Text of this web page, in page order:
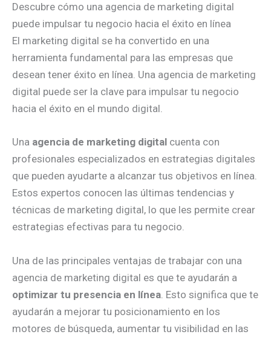
Descubre cómo una agencia de marketing digital
puede impulsar tu negocio hacia el éxito en línea
El marketing digital se ha convertido en una
herramienta fundamental para las empresas que
desean tener éxito en línea. Una agencia de marketing
digital puede ser la clave para impulsar tu negocio
hacia el éxito en el mundo digital.
Una agencia de marketing digital cuenta con
profesionales especializados en estrategias digitales
que pueden ayudarte a alcanzar tus objetivos en línea.
Estos expertos conocen las últimas tendencias y
técnicas de marketing digital, lo que les permite crear
estrategias efectivas para tu negocio.
Una de las principales ventajas de trabajar con una
agencia de marketing digital es que te ayudarán a
optimizar tu presencia en línea . Esto significa que te
ayudarán a mejorar tu posicionamiento en los
motores de búsqueda, aumentar tu visibilidad en las